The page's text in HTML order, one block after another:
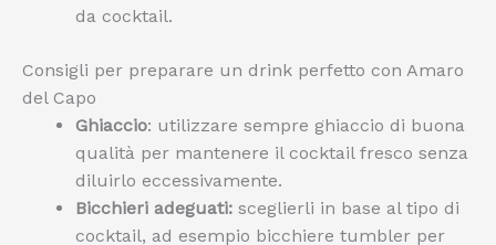
da cocktail.
Consigli per preparare un drink perfetto con Amaro
del Capo
Ghiaccio: utilizzare sempre ghiaccio di buona
qualità per mantenere il cocktail fresco senza
diluirlo eccessivamente.
Bicchieri adeguati: sceglierli in base al tipo di
cocktail, ad esempio bicchiere tumbler per